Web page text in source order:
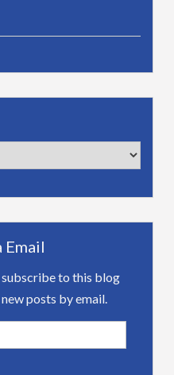
Email
subscribe to this blog
posts by email.